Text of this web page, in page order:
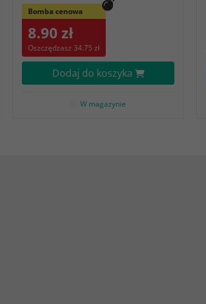
Bomba cenowa
8.90 zł
Oszczędzasz 34.75 zł
Dodaj do koszyka
W magazynie